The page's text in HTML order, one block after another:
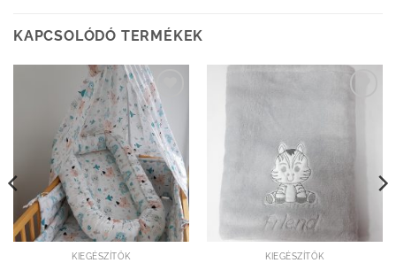
KAPCSOLÓDÓ TERMÉKEK
Kedvenceimhez
adom
KIEGÉSZÍTŐK KIEGÉSZÍTŐK